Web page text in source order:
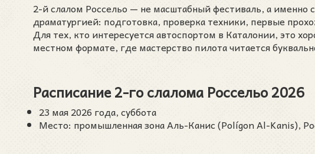
2-й слалом Россельо — не масштабный фестиваль, а
драматургией: подготовка, проверка техники, первые
Для тех, кто интересуется автоспортом в Каталонии, это
местном формате, где мастерство пилота читается
Расписание 2-го слалома Россельо 2026
23 мая 2026 года, суббота
Место: промышленная зона Аль-Канис (Polígon Al-Kanis),